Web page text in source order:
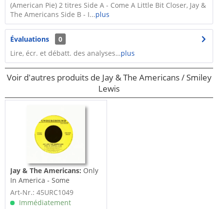
(American Pie) 2 titres Side A - Come A Little Bit Closer, Jay &
The Americans Side B - I...plus
Évaluations
0
Lire, écr. et débatt. des analyses…plus
Voir d'autres produits de Jay & The Americans / Smiley
Lewis
Jay & The Americans: Only
In America - Some
Enchanted Evening...
Art-Nr.: 45URC1049
Immédiatement